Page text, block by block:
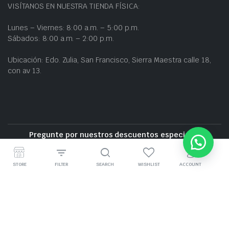
VISÍTANOS EN NUESTRA TIENDA FÍSICA:
Lunes – Viernes: 8:00 a.m. – 5:00 p.m.
Sábados: 8:00 a.m. – 2:00 p.m.
Ubicación: Edo. Zulia, San Francisco, Sierra Maestra calle 18,
con av 13.
Pregunte por nuestros descuentos especiales
Entrega gratuita cerca de la zona
STORE FILTER SEARCH WISHLIST ACCOUNT